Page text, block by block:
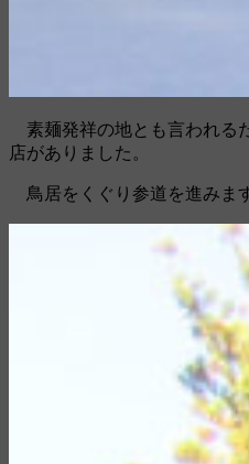
素麺発祥の地とも言われる
店がありました。
鳥居をくぐり参道を進みま